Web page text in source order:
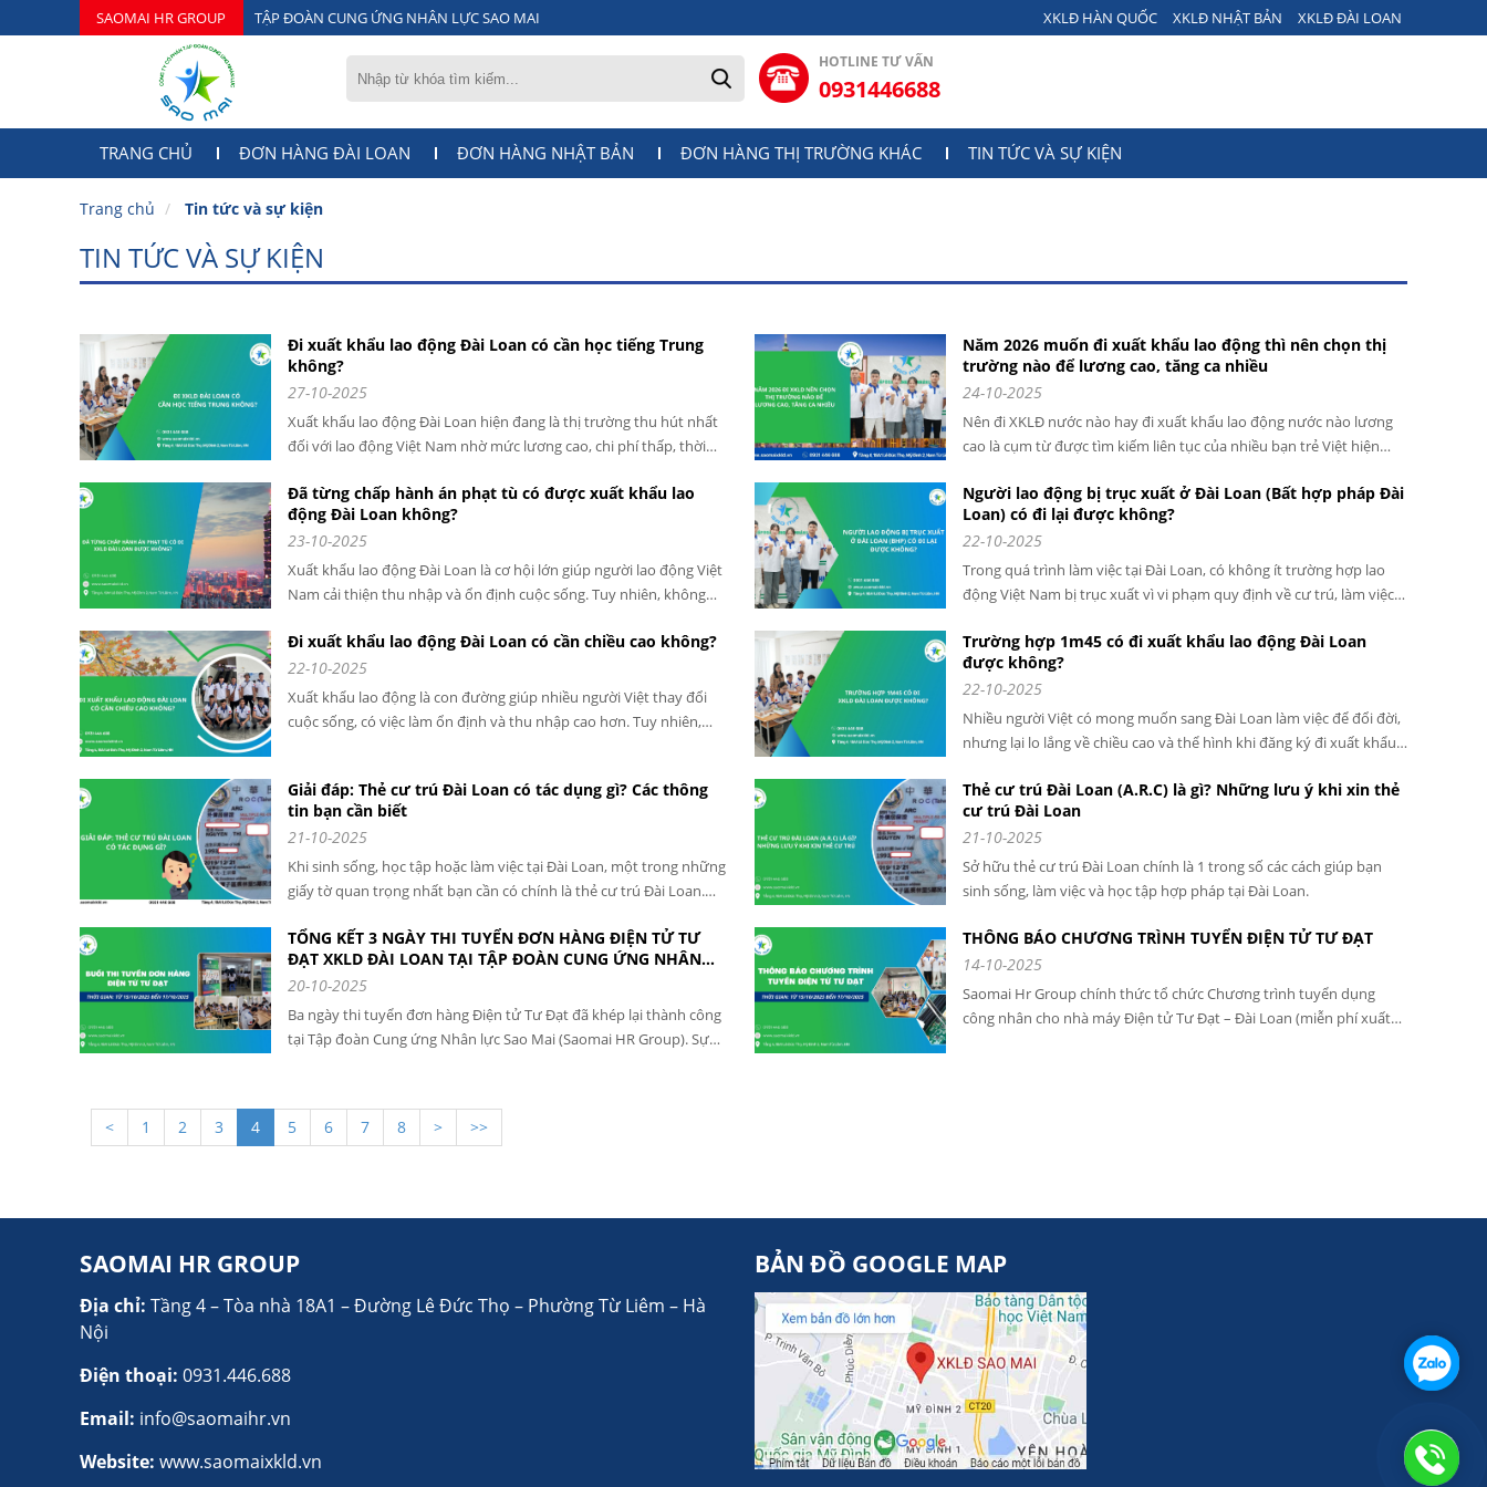
SAOMAI HR GROUP TẬP ĐOÀN CUNG ỨNG NHÂN LỰC SAO MAI XKLĐ HÀN QUỐC XKLĐ NHẬT BẢN XKLĐ ĐÀI LOAN
HOTLINE TƯ VẤN
0931446688
TRANG CHỦ ĐƠN HÀNG ĐÀI LOAN ĐƠN HÀNG NHẬT BẢN ĐƠN HÀNG THỊ TRƯỜNG KHÁC TIN TỨC VÀ SỰ KIỆN
Trang chủ Tin tức và sự kiện
TIN TỨC VÀ SỰ KIỆN
Đi xuất khẩu lao động Đài Loan có cần học tiếng Trung
không?
27-10-2025
Xuất khẩu lao động Đài Loan hiện đang là thị trường thu hút nhất
đối với lao động Việt Nam nhờ mức lương cao, chi phí thấp, thời
Năm 2026 muốn đi xuất khẩu lao động thì nên chọn thị
trường nào để lương cao, tăng ca nhiều
24-10-2025
Nên đi XKLĐ nước nào hay đi xuất khẩu lao động nước nào lương
cao là cụm từ được tìm kiếm liên tục của nhiều bạn trẻ Việt hiện
việc làm ổn định mà còn giúp bạn có thể tích lũy được số vốn lên
đến gần 1 tỷ sau 3 năm làm việc.
Đã từng chấp hành án phạt tù có được xuất khẩu lao
động Đài Loan không?
23-10-2025
Xuất khẩu lao động Đài Loan là cơ hội lớn giúp người lao động Việt
Nam cải thiện thu nhập và ổn định cuộc sống. Tuy nhiên, không
là những người đã từng có tiền án, tiền sự.
Người lao động bị trục xuất ở Đài Loan (Bất hợp pháp Đài
Loan) có đi lại được không?
22-10-2025
Trong quá trình làm việc tại Đài Loan, có không ít trường hợp lao
động Việt Nam bị trục xuất vì vi phạm quy định về cư trú, làm việc
khoăn: “Bị trục xuất ở Đài Loan có thể quay lại làm việc nữa không?”
Đi xuất khẩu lao động Đài Loan có cần chiều cao không?
22-10-2025
Xuất khẩu lao động là con đường giúp nhiều người Việt thay đổi
cuộc sống, có việc làm ổn định và thu nhập cao hơn. Tuy nhiên,
Trường hợp 1m45 có đi xuất khẩu lao động Đài Loan
được không?
22-10-2025
Nhiều người Việt có mong muốn sang Đài Loan làm việc để đổi đời,
nhưng lại lo lắng về chiều cao và thể hình khi đăng ký đi xuất khẩu
được không?” được rất nhiều lao động nữ quan tâm.
Giải đáp: Thẻ cư trú Đài Loan có tác dụng gì? Các thông
tin bạn cần biết
21-10-2025
Khi sinh sống, học tập hoặc làm việc tại Đài Loan, một trong những
giấy tờ quan trọng nhất bạn cần có chính là thẻ cư trú Đài Loan.
hợp pháp hóa cuộc sống tại xứ Đài.
Thẻ cư trú Đài Loan (A.R.C) là gì? Những lưu ý khi xin thẻ
cư trú Đài Loan
21-10-2025
Sở hữu thẻ cư trú Đài Loan chính là 1 trong số các cách giúp bạn
sinh sống, làm việc và học tập hợp pháp tại Đài Loan.
TỔNG KẾT 3 NGÀY THI TUYỂN ĐƠN HÀNG ĐIỆN TỬ TƯ
ĐẠT XKLD ĐÀI LOAN TẠI TẬP ĐOÀN CUNG ỨNG NHÂN
LỰC SAO MAI
20-10-2025
Ba ngày thi tuyển đơn hàng Điện tử Tư Đạt đã khép lại thành công
tại Tập đoàn Cung ứng Nhân lực Sao Mai (Saomai HR Group). Sự
các thương hiệu toàn cầu, mang đến nhiều đơn hàng Đài Loan miễn
phí, minh bạch và chất lượng cao.
THÔNG BÁO CHƯƠNG TRÌNH TUYỂN ĐIỆN TỬ TƯ ĐẠT
14-10-2025
Saomai Hr Group chính thức tổ chức Chương trình tuyển dụng
công nhân cho nhà máy Điện tử Tư Đạt – Đài Loan (miễn phí xuất
< 1 2 3 4 5 6 7 8 > >>
SAOMAI HR GROUP
Địa chỉ: Tầng 4 – Tòa nhà 18A1 – Đường Lê Đức Thọ – Phường Từ Liêm – Hà
Nội
Điện thoại: 0931.446.688
Email: info@saomaihr.vn
Website: www.saomaixkld.vn
BẢN ĐỒ GOOGLE MAP